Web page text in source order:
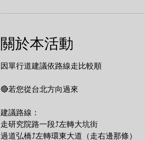
關於本活動
因單行道建議依路線走比較順
🔴若您從台北方向過來
建議路線：
走研究院路一段⤴️左轉大坑街
過道弘橋⤴️左轉環東大道（走右邊那條）